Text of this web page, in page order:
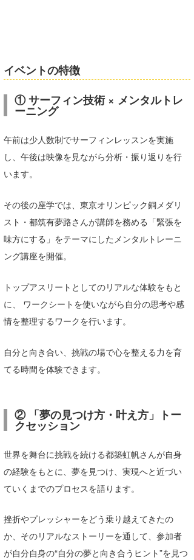
イベントの特徴
① サーフィン技術 × メンタルトレ
ーニング
午前は少人数制でサーフィンレッスンを実施
し、午後は映像を見ながら分析・振り返りを行
います。
その後の座学では、東京オリンピック銅メダリ
スト・都筑有夢路さんが講師を務める「緊張を
味方にする」をテーマにしたメンタルトレーニ
ング講座を開催。
トップアスリートとしてのリアルな体験をもと
に、 ワークシートを使いながら自分の思考や感
情を整理するワークを行います。
自分と向き合い、挑戦の場で心を整える力を育
てる時間を体験できます。
② 「夢の見つけ方・叶え方」トー
クセッション
世界を舞台に挑戦を続ける都築虹帆さんが自身
の経験をもとに、夢を見つけ、実現へと近づい
ていくまでのプロセスを語ります。
挫折やプレッシャーをどう乗り越えてきたの
か、そのリアルなストーリーを通して、参加者
が自分自身の“自分の夢と向き合うヒント”を見つ
S.K
Soulman
VAGY
waka☆=
ハンマー
まっきー
小川予報士
上田純子
唐澤予報士
ゴン
wanda
予報士 hiro.
banpaku
Mr.K